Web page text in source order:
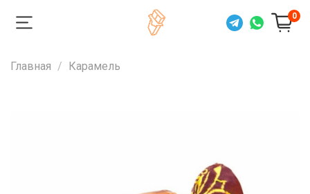
0
Главная Карамель